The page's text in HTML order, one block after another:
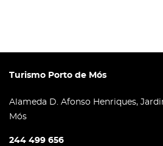
Turismo Porto de Mós
Alameda D. Afonso Henriques,
Mós
244 499 656